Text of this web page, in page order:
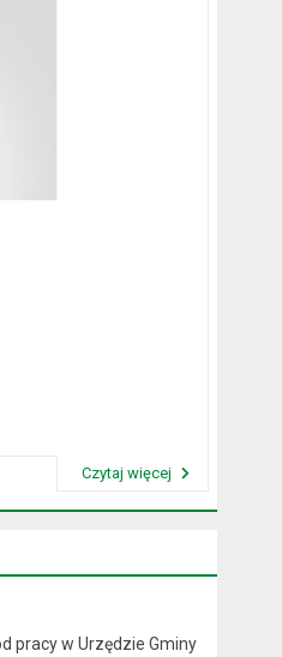
Czytaj więcej
pracy w Urzędzie Gminy